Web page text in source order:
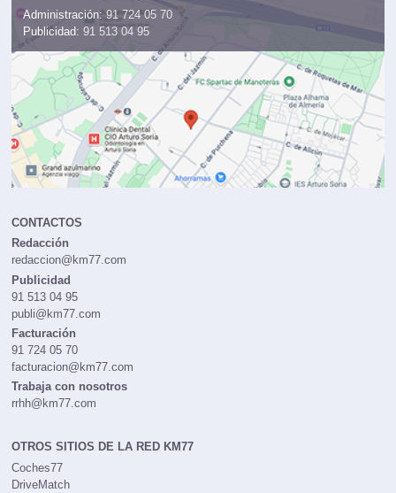
Administración: 91 724 05 70
Publicidad: 91 513 04 95
CONTACTOS
Redacción
redaccion@km77.com
Publicidad
91 513 04 95
publi@km77.com
Facturación
91 724 05 70
facturacion@km77.com
Trabaja con nosotros
rrhh@km77.com
OTROS SITIOS DE LA RED KM77
Coches77
DriveMatch